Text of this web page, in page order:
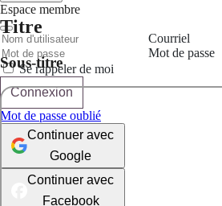
Titre
Sous-titre
Espace membre
Courriel
Mot de passe
Se rappeler de moi
Connexion
Mot de passe oublié
Continuer avec
Google
Continuer avec
Facebook